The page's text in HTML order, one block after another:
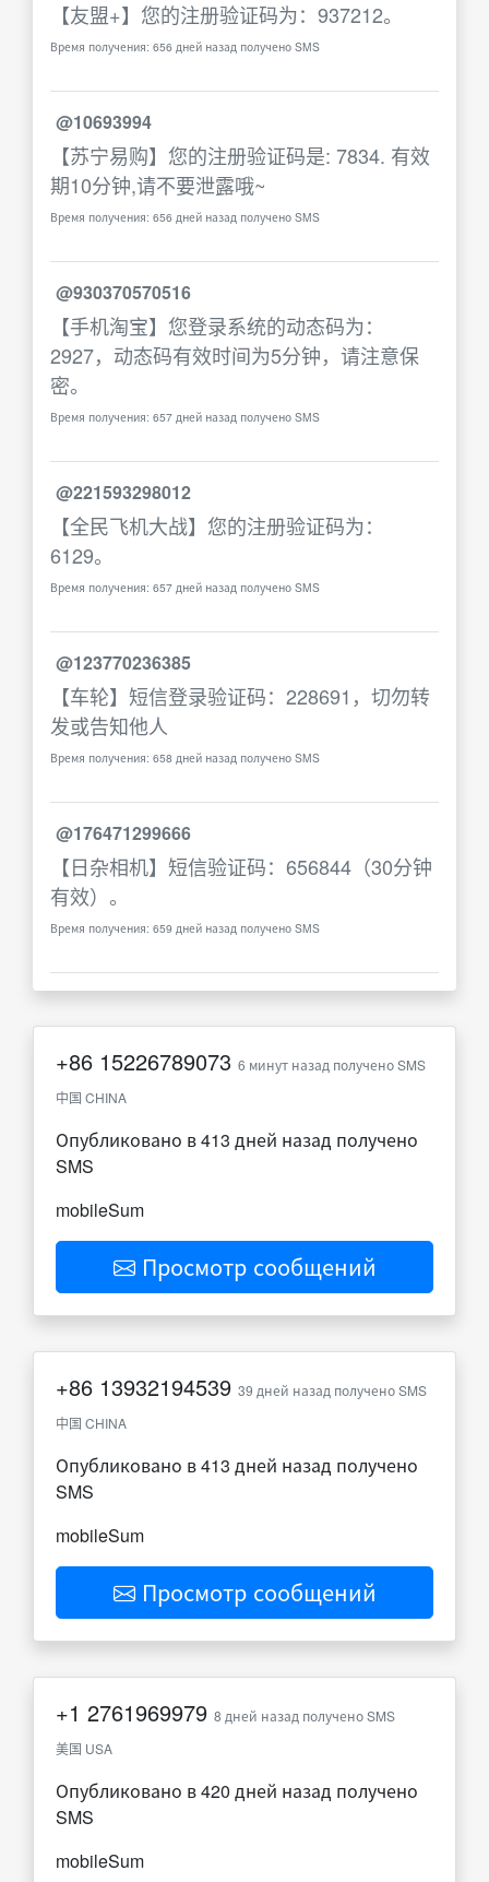
【友盟+】您的注册验证码为：937212。
Время получения: 656 дней назад получено SMS
@10693994
【苏宁易购】您的注册验证码是: 7834. 有效
期10分钟,请不要泄露哦~
Время получения: 656 дней назад получено SMS
@930370570516
【手机淘宝】您登录系统的动态码为：
2927，动态码有效时间为5分钟，请注意保
密。
Время получения: 657 дней назад получено SMS
@221593298012
【全民飞机大战】您的注册验证码为：
6129。
Время получения: 657 дней назад получено SMS
@123770236385
【车轮】短信登录验证码：228691，切勿转
发或告知他人
Время получения: 658 дней назад получено SMS
@176471299666
【日杂相机】短信验证码：656844（30分钟
有效）。
Время получения: 659 дней назад получено SMS
+86 15226789073 6 минут назад получено SMS
中国 CHINA
Опубликовано в 413 дней назад получено
SMS
mobileSum
Просмотр сообщений
+86 13932194539 39 дней назад получено SMS
中国 CHINA
Опубликовано в 413 дней назад получено
SMS
mobileSum
Просмотр сообщений
+1 2761969979 8 дней назад получено SMS
美国 USA
Опубликовано в 420 дней назад получено
SMS
mobileSum